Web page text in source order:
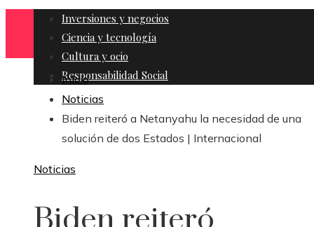
Inversiones y negocios
Ciencia y tecnología
Cultura y ocio
Responsabilidad Social
Inicio
Noticias
Biden reiteró a Netanyahu la necesidad de una
solución de dos Estados | Internacional
Noticias